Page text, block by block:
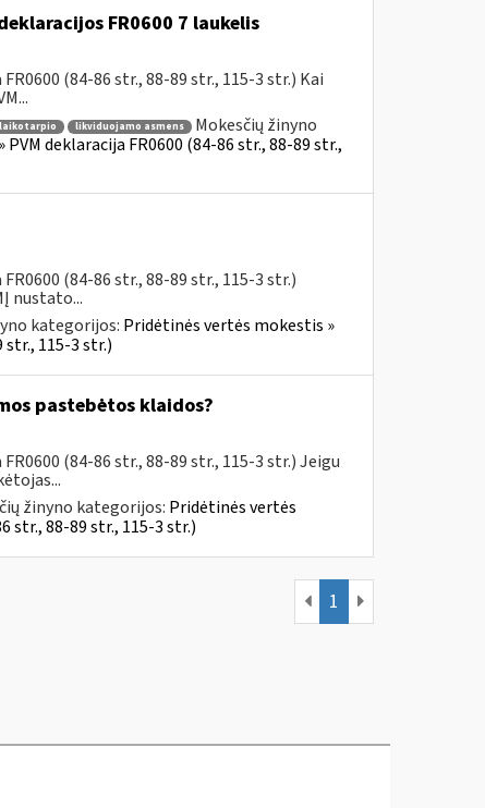
FR0600 7 laukelis
(84-86 str., 88-89 str., 115-3 str.) Kai
likviduojamo asmens
Mokesčių žinyno
deklaracija FR0600 (84-86 str., 88-89 str.,
(84-86 str., 88-89 str., 115-3 str.)
nustato...
kategorijos: Pridėtinės vertės mokestis »
str., 115-3 str.)
pastebėtos klaidos?
(84-86 str., 88-89 str., 115-3 str.) Jeigu
žinyno kategorijos: Pridėtinės vertės
str., 88-89 str., 115-3 str.)
1